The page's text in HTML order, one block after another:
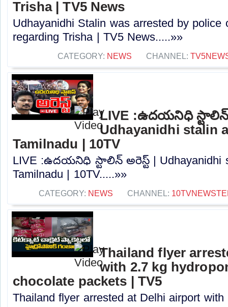
Trisha | TV5 News
Udhayanidhi Stalin was arrested by police
regarding Trisha | TV5 News.....»»
CATEGORY: NEWS CHANNEL:
LIVE :ఉదయనిధి స్టాలిన్
Udhayanidhi stalin
Tamilnadu | 10TV
LIVE :ఉదయనిధి స్టాలిన్ అరెస్ట్ | Udhayanidhi
Tamilnadu | 10TV.....»»
CATEGORY: NEWS CHANNEL:
Thailand flyer
with 2.7 kg
chocolate packets | TV5
Thailand flyer arrested at Delhi airport